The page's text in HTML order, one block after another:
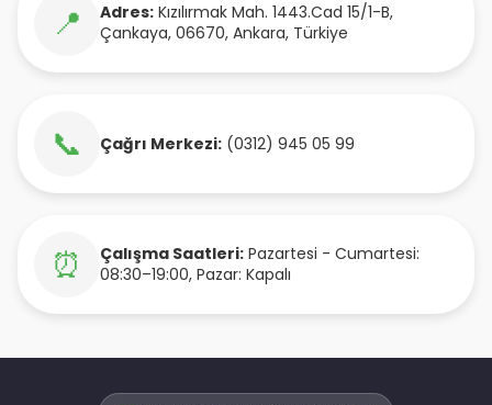
📍 Adres: Kızılırmak Mah. 1443.Cad 15/1-B,
Çankaya, 06670, Ankara, Türkiye
📞 Çağrı Merkezi: (0312) 945 05 99
⏰ Çalışma Saatleri: Pazartesi - Cumartesi:
08:30–19:00, Pazar: Kapalı